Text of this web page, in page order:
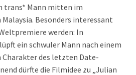
trans* Mann mitten im
Besonders interessant
werden: In
ein schwuler Mann nach einem
Charakter des letzten Date-
dürfte die Filmidee zu „Julian